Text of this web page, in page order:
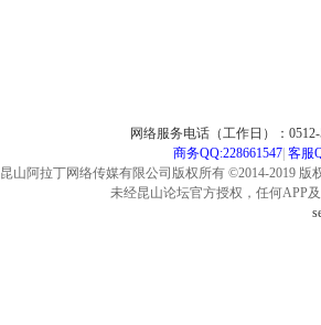
网络服务电话（工作日）：
商务QQ:228661547| 客服
昆山阿拉丁网络传媒有限公司版权所有 ©2014-2019
未经昆山论坛官方授权，任何APP